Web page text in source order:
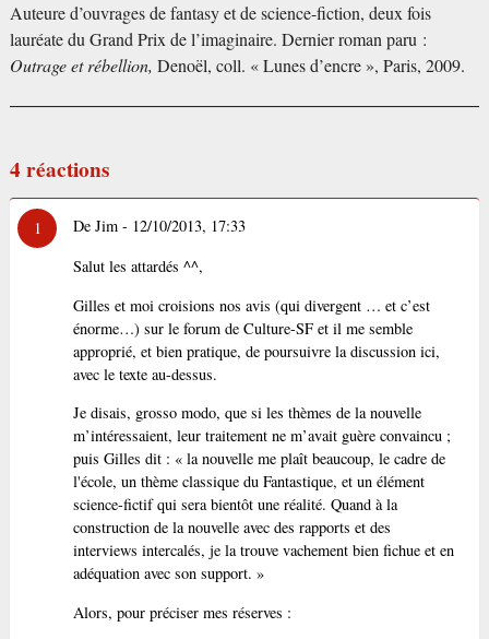
Auteure d’ouvrages de fantasy et de science-fiction, deux fois
lauréate du Grand Prix de l’imaginaire. Dernier roman paru :
Outrage et rébellion, Denoël, coll. «Lunes d’encre », Paris, 2009.
4 réactions
1
De Jim - 12/10/2013, 17:33
Salut les attardés ^^,
Gilles et moi croisions nos avis (qui divergent … et c’est
énorme…) sur le forum de Culture-SF et il me semble
approprié, et bien pratique, de poursuivre la discussion ici,
avec le texte au-dessus.
Je disais, grosso modo, que si les thèmes de la nouvelle
m’intéressaient, leur traitement ne m’avait guère convaincu ;
puis Gilles dit : « la nouvelle me plaît beaucoup, le cadre de
l'école, un thème classique du Fantastique, et un élément
science-fictif qui sera bientôt une réalité. Quand à la
construction de la nouvelle avec des rapports et des
interviews intercalés, je la trouve vachement bien fichue et en
adéquation avec son support. »
Alors, pour préciser mes réserves :